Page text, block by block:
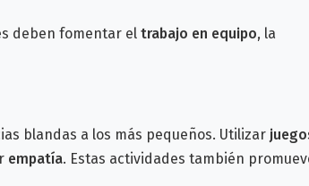
deben fomentar el trabajo en equipo, la
blandas a los más pequeños. Utilizar
empatía. Estas actividades también